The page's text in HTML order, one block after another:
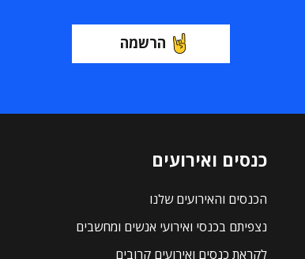
הרשמה
כנסים ואירועים
הכנסים והאירועים שלנו
נצפיתם בכנסי ואירועי אנשים ומחשבים
לקראת כנסים ואירועים קרובים